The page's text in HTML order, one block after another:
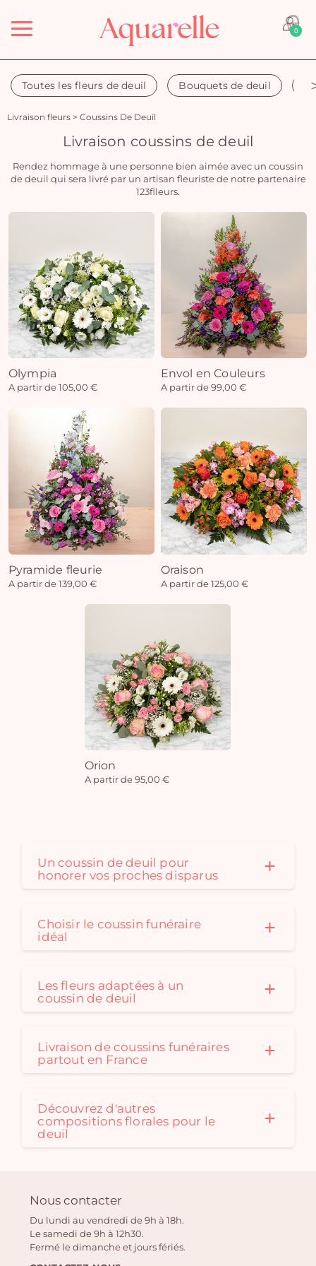
Menu 0
Toutes les fleurs de deuil Bouquets de deuil
Livraison fleurs > Coussins De Deuil
Livraison coussins de deuil
Rendez hommage à une personne bien aimée avec un coussin
de deuil qui sera livré par un artisan fleuriste de notre partenaire
123flleurs.
Olympia
A partir de 105,00 €
Envol en Couleurs
A partir de 99,00 €
Pyramide fleurie
A partir de 139,00 €
Oraison
A partir de 125,00 €
Orion
A partir de 95,00 €
Un coussin de deuil pour
honorer vos proches disparus
Choisir le coussin funéraire
idéal
Les fleurs adaptées à un
coussin de deuil
Livraison de coussins funéraires
partout en France
Découvrez d'autres
compositions florales pour le
deuil
Nous contacter
Du lundi au vendredi de 9h à 18h.
Le samedi de 9h à 12h30.
Fermé le dimanche et jours fériés.